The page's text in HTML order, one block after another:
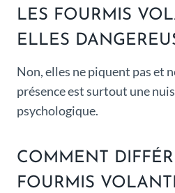
LES FOURMIS
ELLES
Non, elles ne piquent pas et
présence est surtout une
psychologique.
COMMENT
FOURMIS